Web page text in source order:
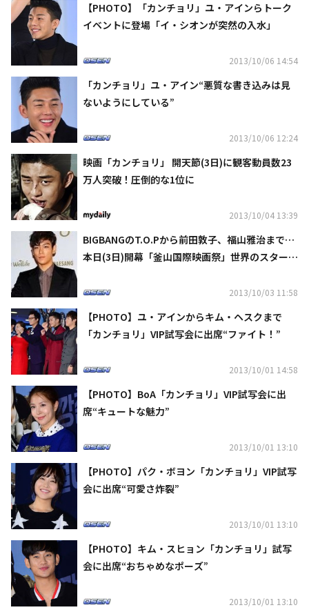
【PHOTO】「カンチョリ」ユ・アインらトーク
イベントに登場「イ・シオンが突然の入水」
2013/10/06 14:54
「カンチョリ」ユ・アイン“悪質な書き込みは見
ないようにしている”
2013/10/06 12:24
映画「カンチョリ」 開天節(3日)に観客動員数23
万人突破！圧倒的な1位に
2013/10/04 13:39
BIGBANGのT.O.Pから前田敦子、福山雅治まで…
本日(3日)開幕「釜山国際映画祭」世界のスターが
2013/10/03 11:58
【PHOTO】ユ・アインからキム・ヘスクまで
「カンチョリ」VIP試写会に出席“ファイト！”
2013/10/01 14:58
【PHOTO】BoA「カンチョリ」VIP試写会に出
席“キュートな魅力”
2013/10/01 13:10
【PHOTO】パク・ボヨン「カンチョリ」VIP試写
会に出席“可愛さ炸裂”
2013/10/01 13:10
【PHOTO】キム・スヒョン「カンチョリ」試写
会に出席“おちゃめなポーズ”
2013/10/01 13:10